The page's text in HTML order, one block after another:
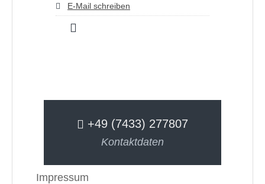
E-Mail schreiben
+49 (7433) 277807
Kontaktdaten
Impressum